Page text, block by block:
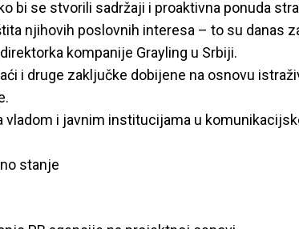
bi se stvorili sadržaji i proaktivna ponuda
njihovih poslovnih interesa – to su danas
kompanije Grayling u Srbiji.
i druge zaključke dobijene na osnovu
vladom i javnim institucijama u
stanje